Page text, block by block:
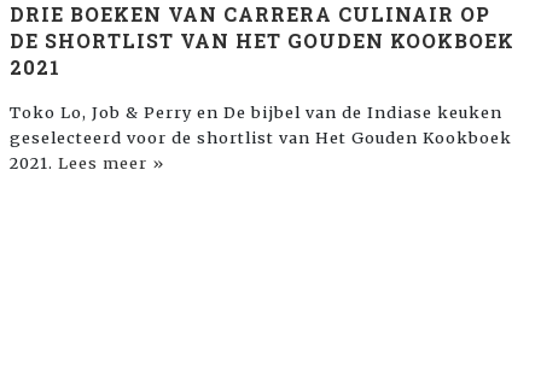
DRIE BOEKEN VAN CARRERA CULINAIR OP
DE SHORTLIST VAN HET GOUDEN KOOKBOEK
2021
Toko Lo, Job & Perry en De bijbel van de Indiase keuken
geselecteerd voor de shortlist van Het Gouden Kookboek
2021. Lees meer »